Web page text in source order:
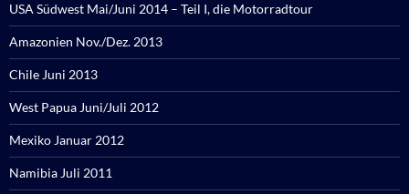
USA Südwest Mai/Juni 2014 – Teil I, die Motorradtour
Amazonien Nov./Dez. 2013
Chile Juni 2013
West Papua Juni/Juli 2012
Mexiko Januar 2012
Namibia Juli 2011